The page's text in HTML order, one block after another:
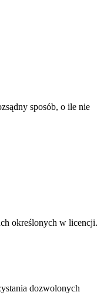
sposób, o ile nie
określonych w licencji.
dozwolonych